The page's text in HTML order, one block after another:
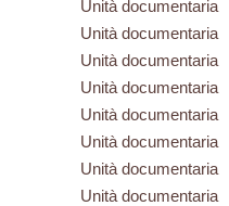
Unità documentaria
Unità documentaria
Unità documentaria
Unità documentaria
Unità documentaria
Unità documentaria
Unità documentaria
Unità documentaria